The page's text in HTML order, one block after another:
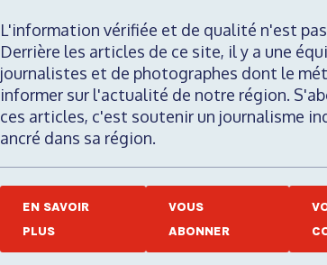
L'information vérifiée et de qualité n'est
Derrière les articles de ce site, il y a une
journalistes et de photographes dont le
informer sur l'actualité de notre région.
ces articles, c'est soutenir un journalisme
ancré dans sa région.
EN SAVOIR
PLUS
VOUS
ABONNER